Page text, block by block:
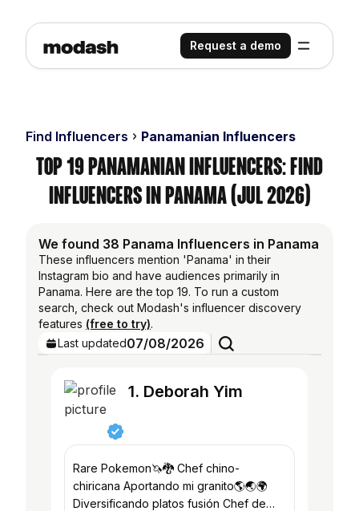
Request a demo
Find Influencers Panamanian Influencers
Top 19 Panamanian Influencers: Find
Influencers in Panama (Jul 2026)
We found 38 Panama Influencers in Panama
These influencers mention 'Panama' in their
Instagram bio and have audiences primarily in
Panama. Here are the top 19. To run a custom
search, check out Modash's influencer discovery
features (free to try).
Last updated07/08/2026
1. Deborah Yim
Rare Pokemon🦄🐉 Chef chino-
chiricana Aportando mi granito🌎🌏🌍
Diversificando platos fusión Chef de